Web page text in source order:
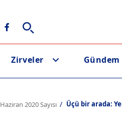
Zirveler Gündem
Haziran 2020 Sayısı Üçü bir arada: